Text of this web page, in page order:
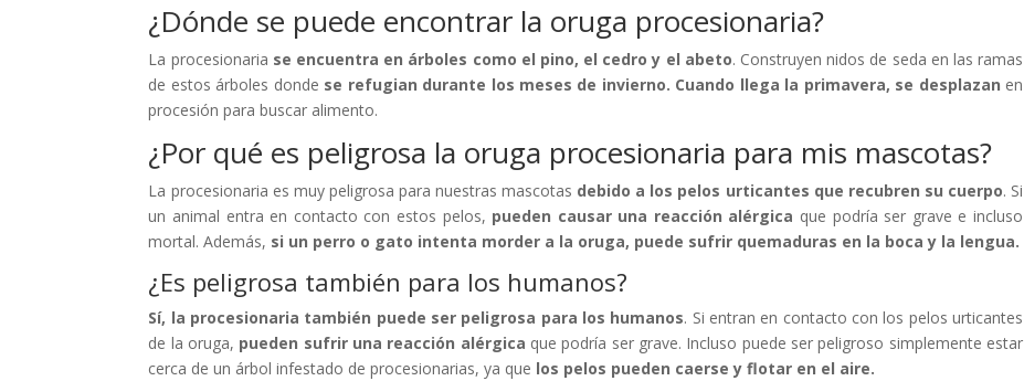
¿Dónde se puede encontrar la oruga procesionaria?
La procesionaria se encuentra en árboles como el pino, el cedro y el abeto. Construyen nidos de seda en las ramas
de estos árboles donde se refugian durante los meses de invierno. Cuando llega la primavera, se desplazan en
procesión para buscar alimento.
¿Por qué es peligrosa la oruga procesionaria para mis mascotas?
La procesionaria es muy peligrosa para nuestras mascotas debido a los pelos urticantes que recubren su cuerpo. Si
un animal entra en contacto con estos pelos, pueden causar una reacción alérgica que podría ser grave e incluso
mortal. Además, si un perro o gato intenta morder a la oruga, puede sufrir quemaduras en la boca y la lengua.
¿Es peligrosa también para los humanos?
Sí, la procesionaria también puede ser peligrosa para los humanos. Si entran en contacto con los pelos urticantes
de la oruga, pueden sufrir una reacción alérgica que podría ser grave. Incluso puede ser peligroso simplemente estar
cerca de un árbol infestado de procesionarias, ya que los pelos pueden caerse y flotar en el aire.